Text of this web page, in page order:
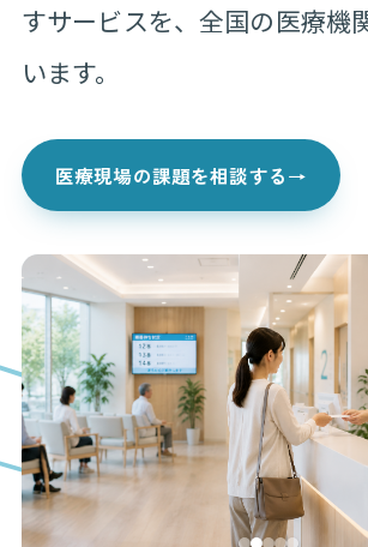
すサービスを、全国の医療機
います。
医療現場の課題を相談する→